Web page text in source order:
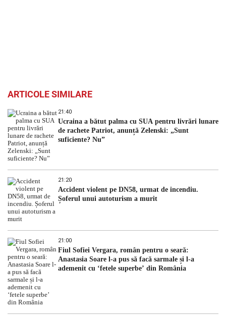
ARTICOLE SIMILARE
21:40
Ucraina a bătut palma cu SUA pentru livrări lunare
de rachete Patriot, anunță Zelenski: „Sunt
suficiente? Nu”
21:20
Accident violent pe DN58, urmat de incendiu.
Șoferul unui autoturism a murit
21:00
Fiul Sofiei Vergara, român pentru o seară:
Anastasia Soare l-a pus să facă sarmale și l-a
ademenit cu ‘fetele superbe’ din România